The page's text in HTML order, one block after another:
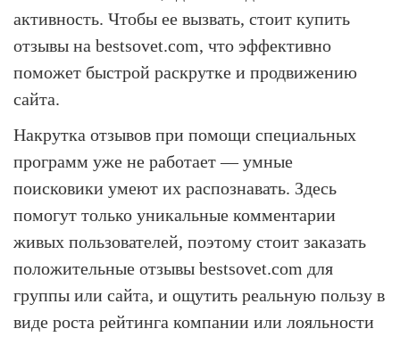
активность. Чтобы ее вызвать, стоит купить
отзывы на bestsovet.com, что эффективно
поможет быстрой раскрутке и продвижению
сайта.
Накрутка отзывов при помощи специальных
программ уже не работает — умные
поисковики умеют их распознавать. Здесь
помогут только уникальные комментарии
живых пользователей, поэтому стоит заказать
положительные отзывы bestsovet.com для
группы или сайта, и ощутить реальную пользу в
виде роста рейтинга компании или лояльности